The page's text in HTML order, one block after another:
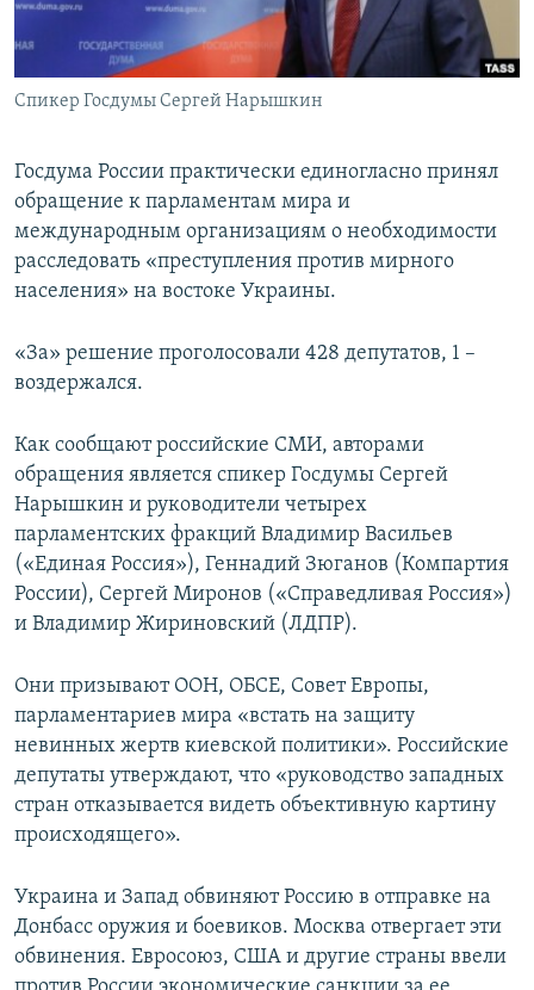
КРЫМ.НЕПОКОРЕННЫЙ
ELIFBE
Все сайты RFE/RL
Спикер Госдумы Сергей Нарышкин
Госдума России практически единогласно принял
обращение к парламентам мира и
международным организациям о необходимости
расследовать «преступления против мирного
населения» на востоке Украины.
«За» решение проголосовали 428 депутатов, 1 –
воздержался.
Как сообщают российские СМИ, авторами
обращения является спикер Госдумы Сергей
Нарышкин и руководители четырех
парламентских фракций Владимир Васильев
(«Единая Россия»), Геннадий Зюганов (Компартия
России), Сергей Миронов («Справедливая Россия»)
и Владимир Жириновский (ЛДПР).
Они призывают ООН, ОБСЕ, Совет Европы,
парламентариев мира «встать на защиту
невинных жертв киевской политики». Российские
депутаты утверждают, что «руководство западных
стран отказывается видеть объективную картину
происходящего».
Украина и Запад обвиняют Россию в отправке на
Донбасс оружия и боевиков. Москва отвергает эти
обвинения. Евросоюз, США и другие страны ввели